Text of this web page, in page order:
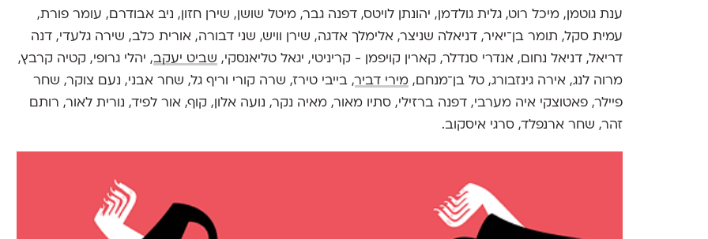
ענת גוטמן, מיכל רוט, גלית גולדמן, יהונתן לויטס, דפנה גבר, מיטל שושן, שירן חזון, ניב אבודרם, עומר פורת,
עמית סקל, תומר בן־יאיר, דניאלה שניצר, אלימלך אדגה, שירן וויש, שני דבורה, אורית כלב, שירה גלעדי, דנה
דריאל, דניאל נחום, אנדרי סנדלר, קארין קויפמן - קריניטי, יגאל טליאנסקי, שביט יעקב, יהלי גרופי, קטיה קרבץ,
מרוה לנג, אירה גינזבורג, טל בן־מנחם, מירי דביר, בייבי טירז, שרה קורי וריף גל, שחר אבני, נעם צוקר, שחר
פיילר, פאטוצקי איה מערבי, דפנה ברזילי, סתיו מאור, מאיה נקר, נועה אלון, קוף, אור לפיד, נורית לאור, רותם
זהר, שחר ארנפלד, סרגי איסקוב.